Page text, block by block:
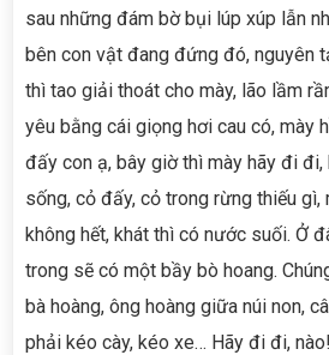
sau những đám bờ bụi lúp xúp lẫn
bên con vật đang đứng đó, nguyên
thì tao giải thoát cho mày, lão lầm
yêu bằng cái giọng hơi cau có, mày
đấy con ạ, bây giờ thì mày hãy đi đi,
sống, cỏ đấy, cỏ trong rừng thiếu
không hết, khát thì có nước suối. Ở
trong sẽ có một bầy bò hoang.
bà hoàng, ông hoàng giữa núi non,
phải kéo cày, kéo xe… Hãy đi đi, nào!